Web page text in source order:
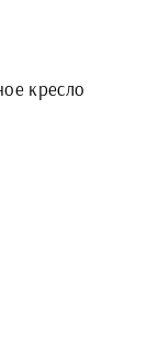
кресло